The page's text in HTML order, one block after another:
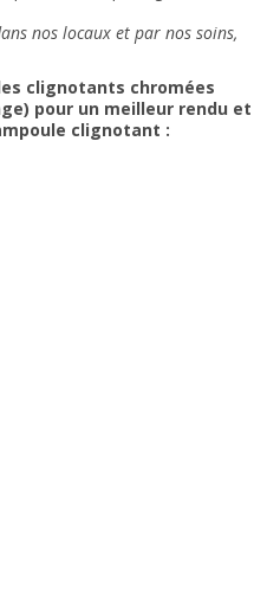
nos locaux et par nos soins,
clignotants chromées
pour un meilleur rendu et
clignotant :